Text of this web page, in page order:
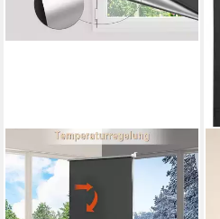
WOLTU
Verdunklungsrollo,
verdunkelnd, verspannt,
Klemmfix, ohne Bohren